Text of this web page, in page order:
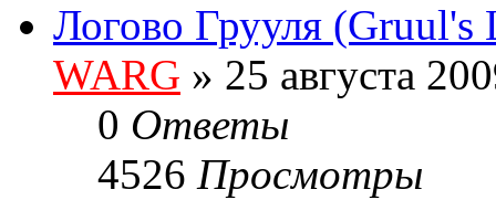
Логово Грууля (Gruul's
WARG » 25 августа
0 Ответы
4526 Просмотры